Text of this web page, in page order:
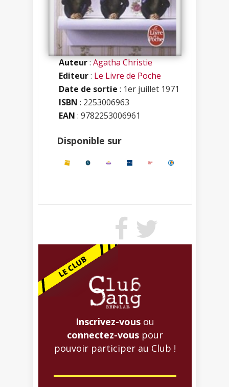
Auteur:Agatha Christie
Editeur: Le Livre de Poche
Date de sortie : 1er juillet 1971
ISBN : 2253006963
EAN : 9782253006961
Disponible sur
Inscrivez-vous ou
connectez-vous pour
pouvoir participer au Club !